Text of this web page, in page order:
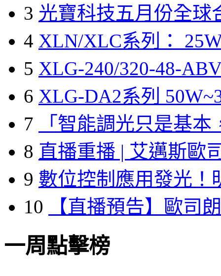
3 光寶科技五月份全球
4 XLN/XLC系列：
5 XLG-240/320-48-
6 XLG-DA2系列
7
「智能調光只是基本
8 直播重播 | 艾邁斯歐
9 數位控制應用發光！
10
【直播預告】歐司
一周點擊榜